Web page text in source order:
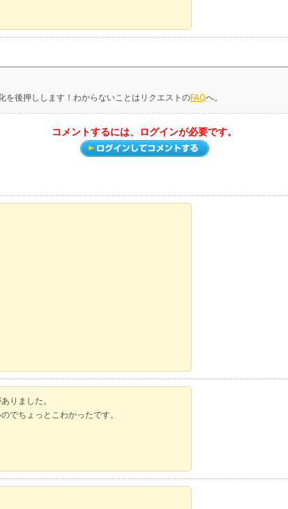
を後押しします！わからないことはリクエストのFAQへ。
コメントするには、ログインが必要です。
りました。
でちょっとこわかったです。